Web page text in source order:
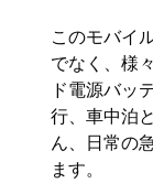
このモバイ
でなく、様
ド電源バッ
行、車中泊
ん、日常の
ます。